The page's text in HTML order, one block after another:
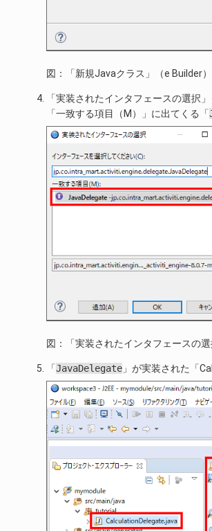
図：「新規Javaクラス」（e Builder）
「実装されたインタフェースの選択
「一致する項目（M）」に出てくる「
図：「実装されたインタフェースの選
「JavaDelegate 」が実装された「